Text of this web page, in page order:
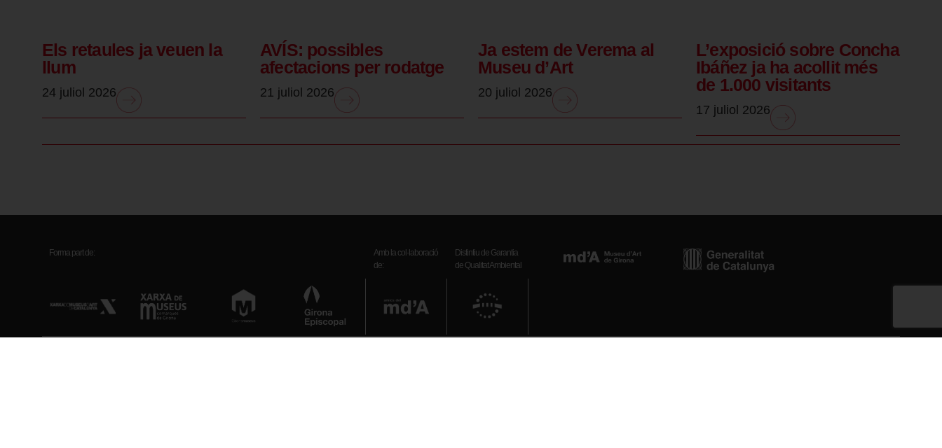
Els retaules ja veuen la
llum
24 juliol 2026
AVÍS: possibles
afectacions per rodatge
21 juliol 2026
Ja estem de Verema al
Museu d’Art
20 juliol 2026
L’exposició sobre Concha
Ibáñez ja ha acollit més
de 1.000 visitants
17 juliol 2026
Forma part de:
Amb la col·laboració
de:
Distintiu de Garantia
de Qualitat Ambiental